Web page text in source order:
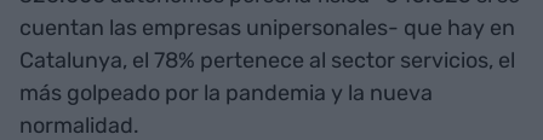
cuentan las empresas unipersonales- que hay en
Catalunya, el 78% pertenece al sector servicios, el
más golpeado por la pandemia y la nueva
normalidad.